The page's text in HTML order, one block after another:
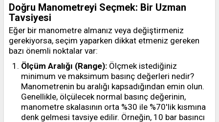
Doğru Manometreyi Seçmek: Bir Uzman
Tavsiyesi
Eğer bir manometre almanız veya değiştirmeniz
gerekiyorsa, seçim yaparken dikkat etmeniz gereken
bazı önemli noktalar var:
Ölçüm Aralığı (Range): Ölçmek istediğiniz
minimum ve maksimum basınç değerleri nedir?
Manometrenin bu aralığı kapsadığından emin olun.
Genellikle, ölçülecek normal basınç değerinin,
manometre skalasının orta %30 ile %70'lik kısmına
denk gelmesi tavsiye edilir. Örneğin, 10 bar basıncı